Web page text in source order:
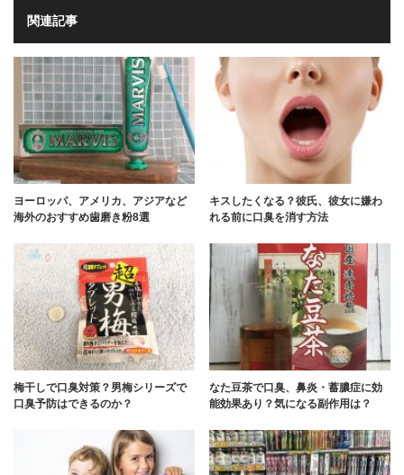
関連記事
ヨーロッパ、アメリカ、アジアなど
海外のおすすめ歯磨き粉8選
キスしたくなる？彼氏、彼女に嫌わ
れる前に口臭を消す方法
梅干しで口臭対策？男梅シリーズで
口臭予防はできるのか？
なた豆茶で口臭、鼻炎・蓄膿症に効
能効果あり？気になる副作用は？